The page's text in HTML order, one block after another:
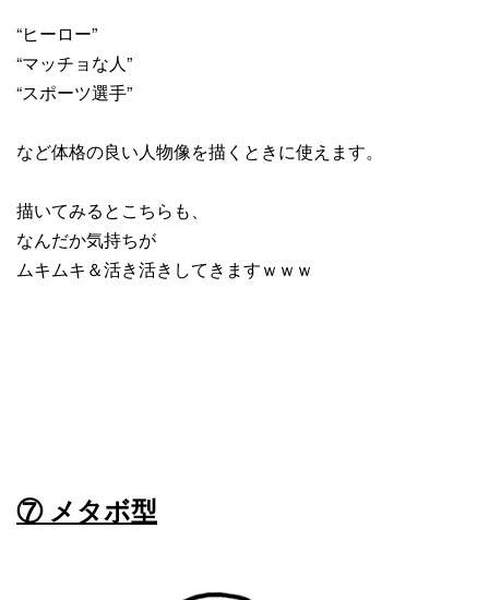
“ヒーロー”
“マッチョな人”
“スポーツ選手”
など体格の良い人物像を描くときに使えます。
描いてみるとこちらも、
なんだか気持ちが
ムキムキ＆活き活きしてきますｗｗｗ
⑦ メタボ型